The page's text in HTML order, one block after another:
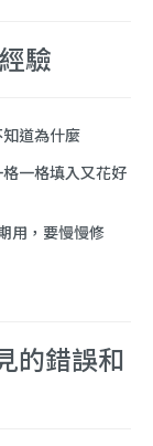
驗
道為什麼
一格填入又花好
用，要慢慢修
的錯誤和